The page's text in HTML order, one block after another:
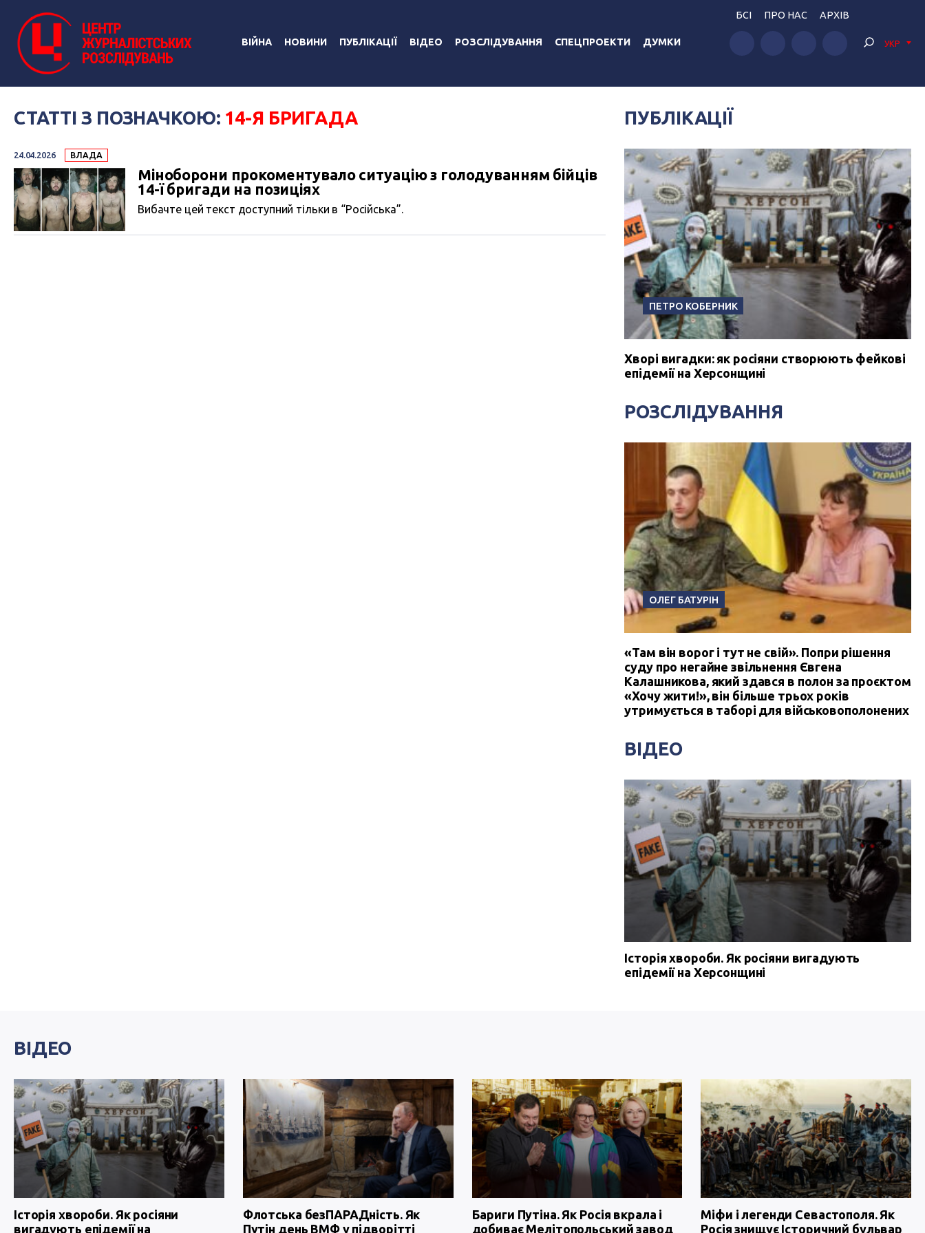
ВІЙНА НОВИНИ ПУБЛІКАЦІЇ ВІДЕО РОЗСЛІДУВАННЯ СПЕЦПРОЕКТИ ДУМКИ
БСІ ПРО НАС АРХІВ
УКР
СТАТТІ З ПОЗНАЧКОЮ: 14-Я БРИГАДА
24.04.2026 ВЛАДА
Міноборони прокоментувало ситуацію з голодуванням бійців
14-ї бригади на позиціях
Вибачте цей текст доступний тільки в “Російська”.
ПУБЛІКАЦІЇ
ПЕТРО КОБЕРНИК
Хворі вигадки: як росіяни створюють фейкові
епідемії на Херсонщині
РОЗСЛІДУВАННЯ
ОЛЕГ БАТУРІН
«Там він ворог і тут не свій». Попри рішення
суду про негайне звільнення Євгена
Калашникова, який здався в полон за проєктом
«Хочу жити!», він більше трьох років
утримується в таборі для військовополонених
ВІДЕО
Історія хвороби. Як росіяни вигадують
епідемії на Херсонщині
ВІДЕО
Історія хвороби. Як росіяни
вигадують епідемії на
Флотська безПАРАДність. Як
Путін день ВМФ у підворітті
Бариги Путіна. Як Росія вкрала і
добиває Мелітопольський завод
Міфи і легенди Севастополя. Як
Росія знищує Історичний бульвар